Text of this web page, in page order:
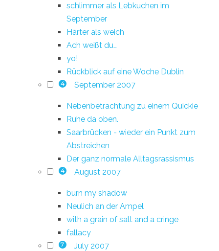
schlimmer als Lebkuchen im
September
Härter als weich
Ach weißt du…
yo!
Rückblick auf eine Woche Dublin
4 September 2007
Nebenbetrachtung zu einem Quickie
Ruhe da oben.
Saarbrücken - wieder ein Punkt zum
Abstreichen
Der ganz normale Alltagsrassismus
4 August 2007
burn my shadow
Neulich an der Ampel
with a grain of salt and a cringe
fallacy
7 July 2007